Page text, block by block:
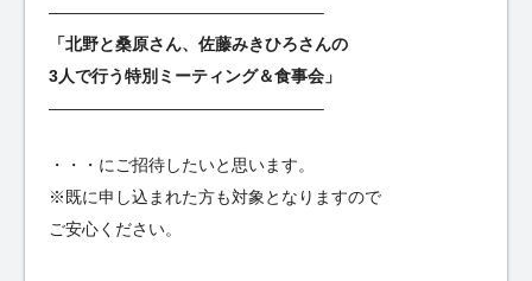
————————————————–
「北野と桑原さん、佐藤みきひろさんの
3人で行う特別ミーティング＆食事会」
————————————————–
・・・にご招待したいと思います。
※既に申し込まれた方も対象となりますので
ご安心ください。